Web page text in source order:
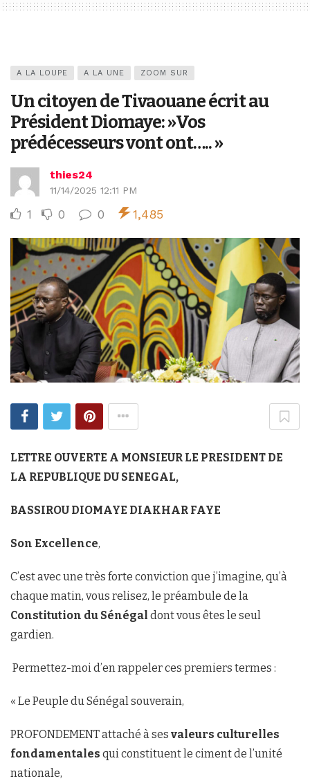
A LA LOUPE A LA UNE ZOOM SUR
Un citoyen de Tivaouane écrit au
Président Diomaye: »Vos
prédécesseurs vont ont….. »
thies24
11/14/2025 12:11 PM
1 0 0 1,485
LETTRE OUVERTE A MONSIEUR LE PRESIDENT DE
LA REPUBLIQUE DU SENEGAL,
BASSIROU DIOMAYE DIAKHAR FAYE
Son Excellence,
C’est avec une très forte conviction que j’imagine, qu’à
chaque matin, vous relisez, le préambule de la
Constitution du Sénégal dont vous êtes le seul
gardien.
Permettez-moi d’en rappeler ces premiers termes :
« Le Peuple du Sénégal souverain,
PROFONDEMENT attaché à ses valeurs culturelles
fondamentales qui constituent le ciment de l’unité
nationale,